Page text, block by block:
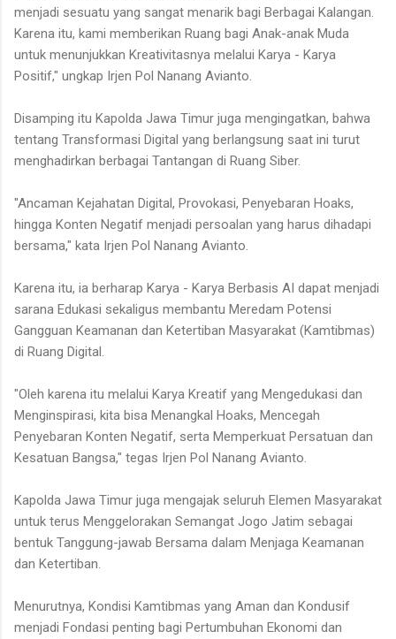
menjadi sesuatu yang sangat menarik bagi Berbagai Kalangan.
Karena itu, kami memberikan Ruang bagi Anak-anak Muda
untuk menunjukkan Kreativitasnya melalui Karya - Karya
Positif," ungkap Irjen Pol Nanang Avianto.
Disamping itu Kapolda Jawa Timur juga mengingatkan, bahwa
tentang Transformasi Digital yang berlangsung saat ini turut
menghadirkan berbagai Tantangan di Ruang Siber.
"Ancaman Kejahatan Digital, Provokasi, Penyebaran Hoaks,
hingga Konten Negatif menjadi persoalan yang harus dihadapi
bersama," kata Irjen Pol Nanang Avianto.
Karena itu, ia berharap Karya - Karya Berbasis AI dapat menjadi
sarana Edukasi sekaligus membantu Meredam Potensi
Gangguan Keamanan dan Ketertiban Masyarakat (Kamtibmas)
di Ruang Digital.
"Oleh karena itu melalui Karya Kreatif yang Mengedukasi dan
Menginspirasi, kita bisa Menangkal Hoaks, Mencegah
Penyebaran Konten Negatif, serta Memperkuat Persatuan dan
Kesatuan Bangsa," tegas Irjen Pol Nanang Avianto.
Kapolda Jawa Timur juga mengajak seluruh Elemen Masyarakat
untuk terus Menggelorakan Semangat Jogo Jatim sebagai
bentuk Tanggung-jawab Bersama dalam Menjaga Keamanan
dan Ketertiban.
Menurutnya, Kondisi Kamtibmas yang Aman dan Kondusif
menjadi Fondasi penting bagi Pertumbuhan Ekonomi dan